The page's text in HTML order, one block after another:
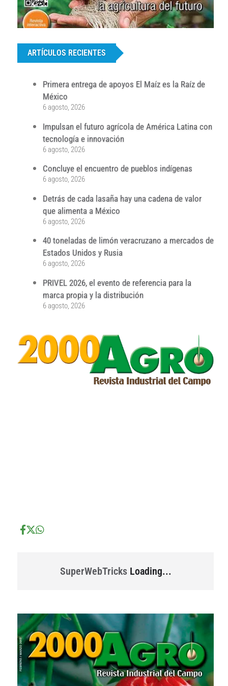
ARTÍCULOS RECIENTES
Primera entrega de apoyos El Maíz es la Raíz de
México
6 agosto, 2026
Impulsan el futuro agrícola de América Latina con
tecnología e innovación
6 agosto, 2026
Concluye el encuentro de pueblos indígenas
6 agosto, 2026
Detrás de cada lasaña hay una cadena de valor
que alimenta a México
6 agosto, 2026
40 toneladas de limón veracruzano a mercados de
Estados Unidos y Rusia
6 agosto, 2026
PRIVEL 2026, el evento de referencia para la
marca propia y la distribución
6 agosto, 2026
SuperWebTricksLoading...